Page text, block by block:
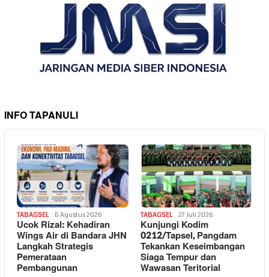
INFO TAPANULI
TABAGSEL 6 Agustus 2026
Ucok Rizal: Kehadiran
Wings Air di Bandara JHN
Langkah Strategis
Pemerataan
Pembangunan
TABAGSEL 27 Juli 2026
Kunjungi Kodim
0212/Tapsel, Pangdam
Tekankan Keseimbangan
Siaga Tempur dan
Wawasan Teritorial